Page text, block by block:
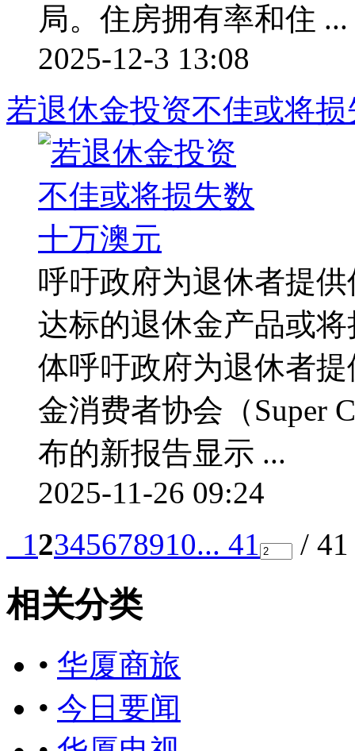
局。住房拥有率和住 ...
2025-12-3 13:08
若退休金投资不佳或将
呼吁政府为退休者提
达标的退休金产品或
体呼吁政府为退休者
金消费者协会（Super
布的新报告显示 ...
2025-11-26 09:24
12345678910... 41 /
相关分类
• 华厦商旅
• 今日要闻